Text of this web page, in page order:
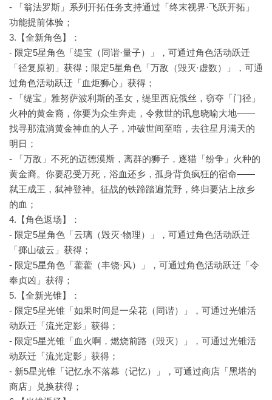
- 「翁法罗斯」系列开拓任务支持通过「终末视界·飞跃开拓」
功能提前体验；
3.【全新角色】：
- 限定5星角色「缇宝（同谐·量子）」，可通过角色活动跃迁
「径复原初」获得；限定5星角色「万敌（毁灭·虚数）」，可通
过角色活动跃迁「血炬狮心」获得；
- 「缇宝」雅努萨波利斯的圣女，缇里西庇俄丝，窃夺「门径」
火种的黄金裔，你要为众生奔走，令救世的讯息晓喻大地——
找寻那流淌黄金神血的人子，冲破世间至暗，去往星月满天的
明日；
- 「万敌」不死的迈德漠斯，离群的狮子，逐猎「纷争」火种的
黄金裔。你要忍受万死，浴血还乡，孤身背负疯狂的宿命——
弑王成王，弑神登神。征战的铁蹄踏遍荒野，终归要沾上故乡
的血；
4.【角色返场】：
- 限定5星角色「云璃（毁灭·物理）」，可通过角色活动跃迁
「掷山破云」获得；
- 限定5星角色「藿藿（丰饶·风）」，可通过角色活动跃迁「令
奉贞凶」获得；
5.【全新光锥】：
- 限定5星光锥「如果时间是一朵花（同谐）」，可通过光锥活
动跃迁「流光定影」获得；
- 限定5星光锥「血火啊，燃烧前路（毁灭）」，可通过光锥活
动跃迁「流光定影」获得；
- 新5星光锥「记忆永不落幕（记忆）」，可通过商店「黑塔的
商店」兑换获得；